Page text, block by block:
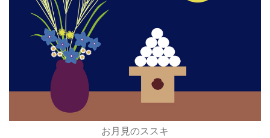
お月見のススキ